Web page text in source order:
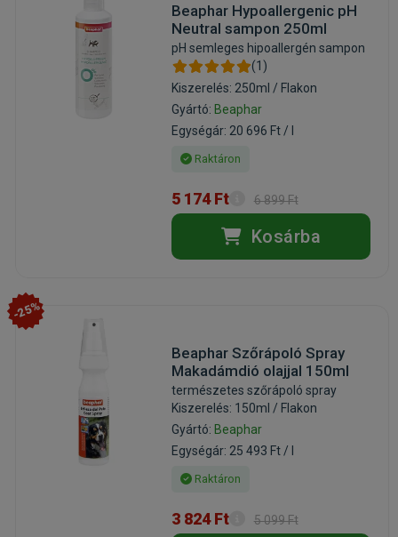
Beaphar Hypoallergenic pH
Neutral sampon 250ml
pH semleges hipoallergén sampon
(1)
Kiszerelés: 250ml / Flakon
Gyártó: Beaphar
Egységár: 20 696 Ft / l
Raktáron
5 174 Ft 6 899 Ft
Kosárba
-25%
Beaphar Szőrápoló Spray
Makadámdió olajjal 150ml
természetes szőrápoló spray
Kiszerelés: 150ml / Flakon
Gyártó: Beaphar
Egységár: 25 493 Ft / l
Raktáron
3 824 Ft 5 099 Ft